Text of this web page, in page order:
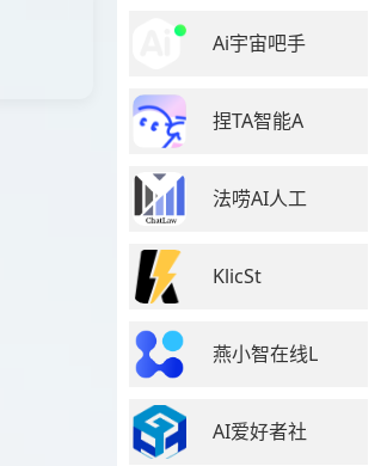
Ai宇宙吧手
捏TA智能A
法唠AI人工
KlicSt
燕小智在线L
AI爱好者社